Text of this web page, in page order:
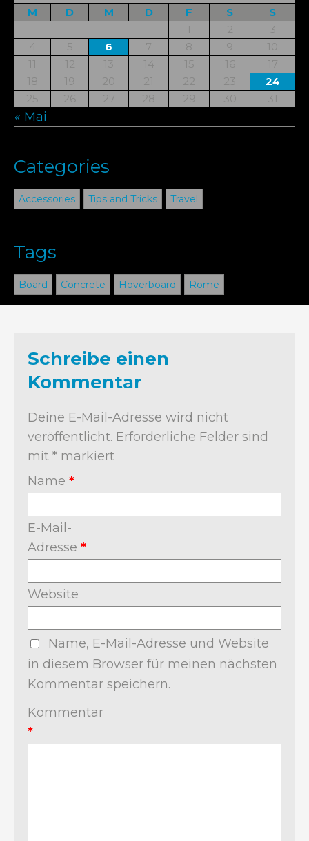
M
D M D F S
S
1
2
3
4
5 6 7 8 9
10
11
12 13 14 15 16
17
18
19 20 21 22 23
24
25
26 27 28 29 30 31
« Mai
Categories
Accessories Tips and Tricks Travel
Tags
Board Concrete Hoverboard Rome
Schreibe einen
Kommentar
Deine E-Mail-Adresse wird nicht
veröffentlicht. Erforderliche Felder sind
mit * markiert
Name *
E-Mail-
Adresse *
Website
Name, E-Mail-Adresse und Website
in diesem Browser für meinen nächsten
Kommentar speichern.
Kommentar
*